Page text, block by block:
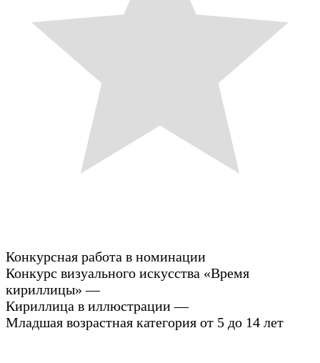
Конкурсная работа в номинации
Конкурс визуального искусства «Время
кириллицы» —
Кириллица в иллюстрации —
Младшая возрастная категория от 5 до 14 лет